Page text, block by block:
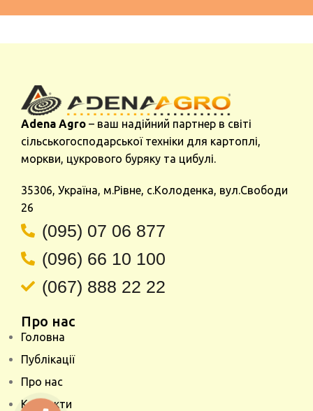
Adena Agro – ваш надійний партнер в світі
сільськогосподарської техніки для картоплі,
моркви, цукрового буряку та цибулі.
35306, Україна, м.Рівне, с.Колоденка, вул.Свободи
26
(095) 07 06 877
(096) 66 10 100
(067) 888 22 22
Про нас
Головна
Публікації
Про нас
Контакти